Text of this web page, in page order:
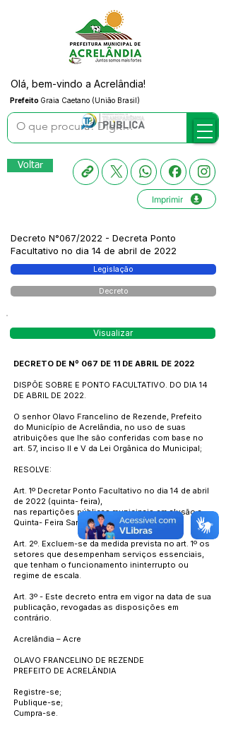
Prefeito Graia Caetano (União Brasil)
Olá, bem-vindo a Acrelândia!
Voltar
Imprimir
Decreto N°067/2022 - Decreta Ponto
Facultativo no dia 14 de abril de 2022
Legislação
Decreto
Visualizar
DECRETO DE Nº 067 DE 11 DE ABRIL DE 2022
DISPÕE SOBRE E PONTO FACULTATIVO. DO DIA 14
DE ABRIL DE 2022.
O senhor Olavo Francelino de Rezende, Prefeito
do Município de Acrelândia, no uso de suas
atribuições que lhe são conferidas com base no
art. 57, inciso II e V da Lei Orgânica do Municipal;
RESOLVE:
Art. 1º Decretar Ponto Facultativo no dia 14 de abril
de 2022 (quinta- feira),
nas repartições públicas municipais em alusão a
Quinta- Feira Santa.
Art. 2º. Excluem-se da medida prevista no art. 1º os
setores que desempenham serviços essenciais,
que tenham o funcionamento ininterrupto ou
regime de escala.
Art. 3º - Este decreto entra em vigor na data de sua
publicação, revogadas as disposições em
contrário.
Acrelândia – Acre
OLAVO FRANCELINO DE REZENDE
PREFEITO DE ACRELÂNDIA
Registre-se;
Publique-se;
Cumpra-se.